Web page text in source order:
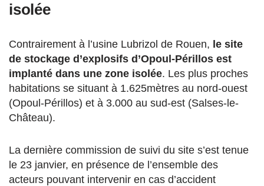
isolée
Contrairement à l’usine Lubrizol de Rouen, le site
de stockage d’explosifs d’Opoul-Périllos est
implanté dans une zone isolée. Les plus proches
habitations se situant à 1.625mètres au nord-ouest
(Opoul-Périllos) et à 3.000 au sud-est (Salses-le-
Château).
La dernière commission de suivi du site s’est tenue
le 23 janvier, en présence de l’ensemble des
acteurs pouvant intervenir en cas d’accident